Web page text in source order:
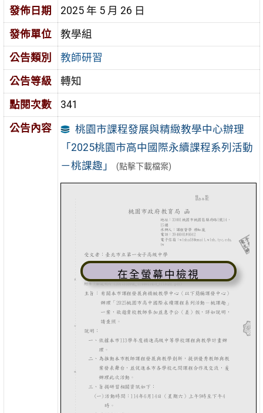
發佈日期
2025 年 5 月 26 日
發佈單位
教學組
公告類別
教師研習
公告等級
轉知
點閱次數
341
公告內容
桃園市課程發展與精緻教學中心辦理
「2025桃園市高中國際永續課程系列活動
－桃課趣」
(點擊下載檔案)
在全螢幕中檢視